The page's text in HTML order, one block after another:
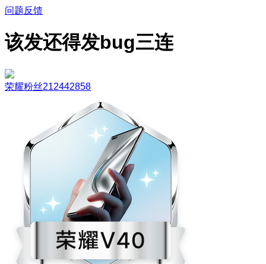
问题反馈
该发还得发bug三连
荣耀粉丝212442858